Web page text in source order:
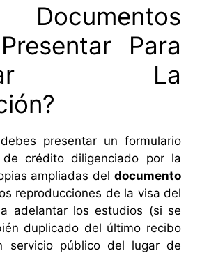
Para
La
presentar un formulario
crédito diligenciado por la
ampliadas del documento
reproducciones de la visa del
adelantar los estudios (si se
duplicado del último recibo
servicio público del lugar de